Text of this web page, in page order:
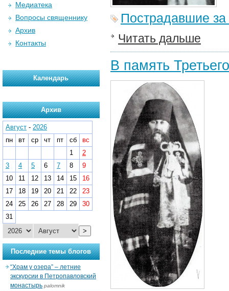
Пострадавшие за
Читать дальше
В память
Медиатека
Вопросы священнику
Архив
Контакты
Календарь
Архив
Август - 2026
пн
вт ср чт пт сб
вс
1
2
3
4 5 6 7 8
9
10
11 12 13 14 15
16
17
18 19 20 21 22
23
24
25 26 27 28 29
30
31
>
Последние темы блогов
“Храм у озера” – летние
экскурсии в Петропавловский
монастырь palomnik